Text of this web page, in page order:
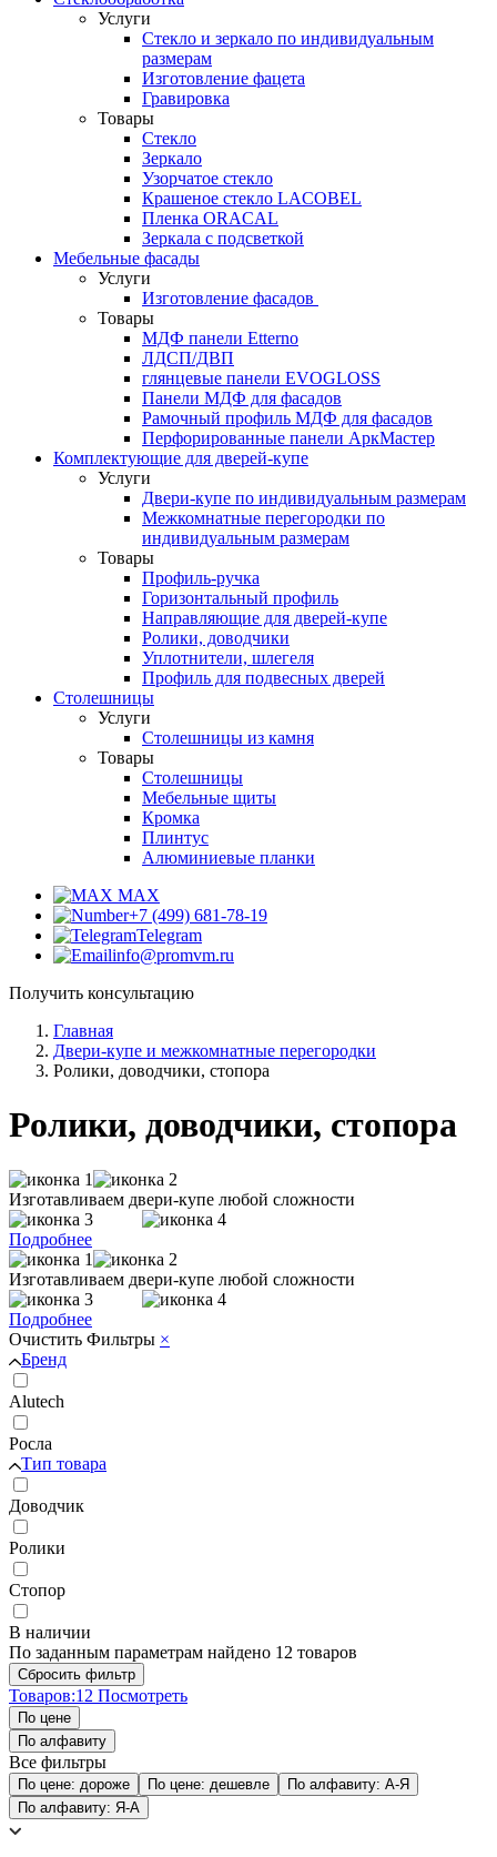
Услуги
Стекло и зеркало по индивидуальным
размерам
Изготовление фацета
Гравировка
Товары
Стекло
Зеркало
Узорчатое стекло
Крашеное стекло LACOBEL
Пленка ORACAL
Зеркала с подсветкой
Мебельные фасады
Услуги
Изготовление фасадов
Товары
МДФ панели Etterno
ЛДСП/ДВП
глянцевые панели EVOGLOSS
Панели МДФ для фасадов
Рамочный профиль МДФ для фасадов
Перфорированные панели АркМастер
Комплектующие для дверей-купе
Услуги
Двери-купе по индивидуальным размерам
Межкомнатные перегородки по
индивидуальным размерам
Товары
Профиль-ручка
Горизонтальный профиль
Направляющие для дверей-купе
Ролики, доводчики
Уплотнители, шлегеля
Профиль для подвесных дверей
Столешницы
Услуги
Столешницы из камня
Товары
Столешницы
Мебельные щиты
Кромка
Плинтус
Алюминиевые планки
MAX
+7 (499) 681-78-19
Telegram
info@promvm.ru
Получить консультацию
Главная
Двери-купе и межкомнатные перегородки
Ролики, доводчики, стопора
Ролики, доводчики, стопора
Изготавливаем двери-купе любой сложности
Подробнее
Изготавливаем двери-купе любой сложности
Подробнее
Очистить Фильтры ×
Бренд
Alutech
Росла
Тип товара
Доводчик
Ролики
Стопор
В наличии
По заданным параметрам найдено 12 товаров
Товаров:12 Посмотреть
По цене
По алфавиту
Все фильтры
По цене: дороже По цене: дешевле
По алфавиту: А-Я
По алфавиту: Я-А